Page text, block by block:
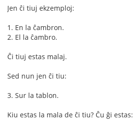
Jen ĉi tiuj ekzemploj:
1. En la ĉambron.
2. El la ĉambro.
Ĉi tiuj estas malaj.
Sed nun jen ĉi tiu:
3. Sur la tablon.
Kiu estas la mala de ĉi tiu? Ĉu ĝi estas: